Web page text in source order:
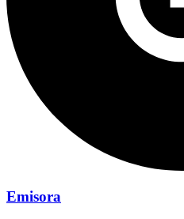
Emisora